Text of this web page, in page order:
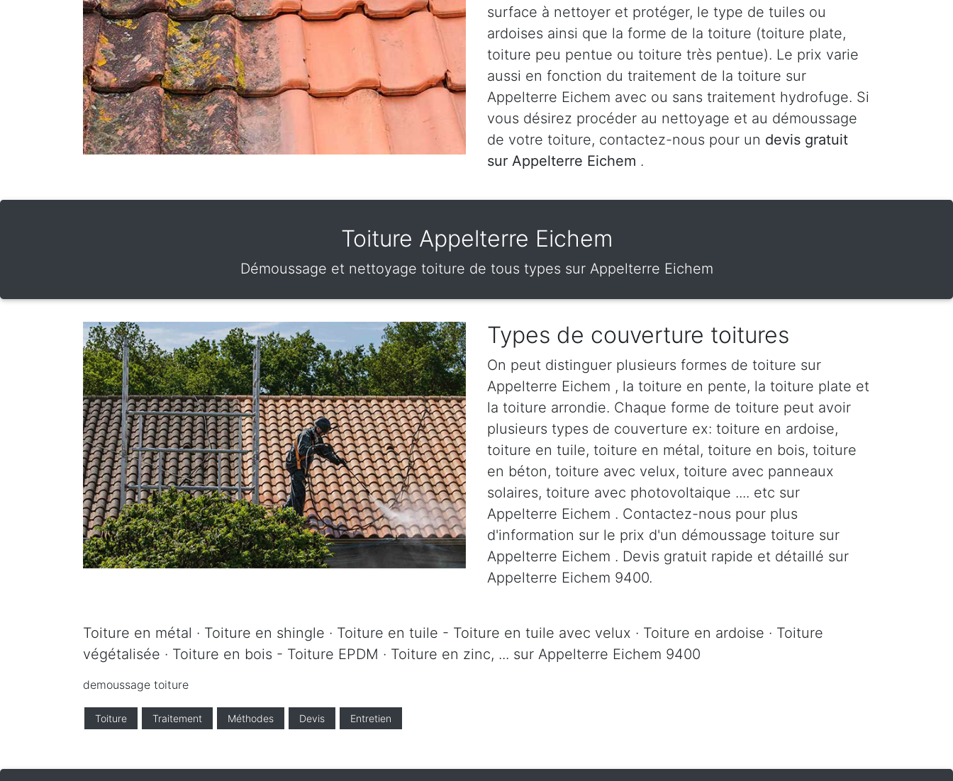
surface à nettoyer et protéger, le type de tuiles ou
ardoises ainsi que la forme de la toiture (toiture plate,
toiture peu pentue ou toiture très pentue). Le prix varie
aussi en fonction du traitement de la toiture sur
Appelterre Eichem avec ou sans traitement hydrofuge. Si
vous désirez procéder au nettoyage et au démoussage
de votre toiture, contactez-nous pour un devis gratuit
sur Appelterre Eichem .
Toiture Appelterre Eichem
Démoussage et nettoyage toiture de tous types sur Appelterre Eichem
Types de couverture toitures
On peut distinguer plusieurs formes de toiture sur
Appelterre Eichem , la toiture en pente, la toiture plate et
la toiture arrondie. Chaque forme de toiture peut avoir
plusieurs types de couverture ex: toiture en ardoise,
toiture en tuile, toiture en métal, toiture en bois, toiture
en béton, toiture avec velux, toiture avec panneaux
solaires, toiture avec photovoltaique .... etc sur
Appelterre Eichem . Contactez-nous pour plus
d'information sur le prix d'un démoussage toiture sur
Appelterre Eichem . Devis gratuit rapide et détaillé sur
Appelterre Eichem 9400.
Toiture en métal · Toiture en shingle · Toiture en tuile - Toiture en tuile avec velux · Toiture en ardoise · Toiture
végétalisée · Toiture en bois - Toiture EPDM · Toiture en zinc, ... sur Appelterre Eichem 9400
demoussage toiture
Toiture Traitement Méthodes Devis Entretien